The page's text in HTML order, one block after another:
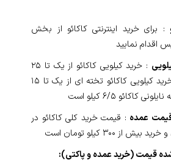
: برای خرید اینترنتی کاکائو از بخش
اقدام نمایید
: خرید کیلویی کاکائو از یک تا ۲۵
کیلو بصورت پودر و خرید کیلویی کاکائو تخته ای از یک تا ۱۵
کاکائو ۶/۵ کیلو است
قیمت عمده : قیمت خرید کلی کاکائو در
۳۰۰ کیلو تومان است
شده قیمت (خرید عمده و پاکتی):